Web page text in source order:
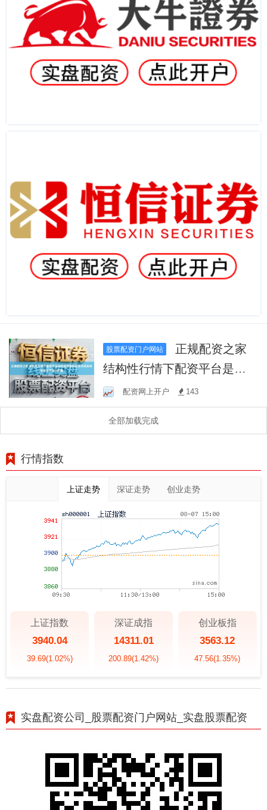
股票配资门户网站
结构性行情下配资平台是否
支持模拟交易的风险承受能
力评估认知偏
配资网上开户 143
全部加载完成
行情指数
上证走势 深证走势 创业走势
上证指数
3940.04
39.69(1.02%)
深证成指
14311.01
200.89(1.42%)
创业板指
3563.12
47.56(1.35%)
实盘配资公司_股票配资门户网站_实盘股票配资